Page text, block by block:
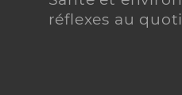
réflexes au